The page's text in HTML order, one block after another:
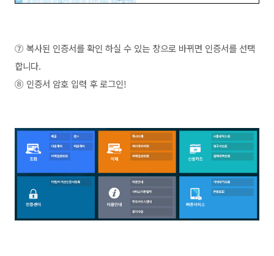
⑦ 복사된 인증서를 확인 하실 수 있는 창으로 바뀌면 인증서를 선택
합니다.
⑧ 인증서 암호 입력 후 로그인!